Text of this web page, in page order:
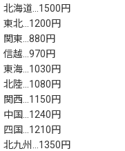
北海道…1500円
東北…1200円
関東…880円
信越…970円
東海…1030円
北陸…1080円
関西…1150円
中国…1240円
四国…1210円
北九州…1350円